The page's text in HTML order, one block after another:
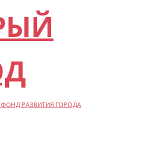
РАЗВИТИЯ ГОРОДА